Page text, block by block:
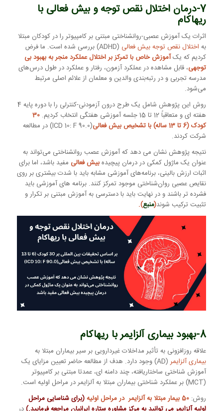
7-درمان اختلال نقص توجه و بیش فعالی با
ریهاکام
اثرات یک آموزش عصبی-روانشناختی مبتنی بر کامپیوتر را در کودکان مبتلا
به اختلال نقص توجه بیش فعالی
(ADHD) بررسی شده است. ما فرض
کردیم که یکآموزش خاص با تمرکز بر اختلال عملکرد منجر به بهبود بی
توجهی، قابل مشاهده در عملکرد آزمون، رفتار و عملکرد در طول درس‌های
مدرسه تجربی و در رتبه‌بندی والدین و معلمان از علائم اصلی مرتبط
می‌شود.
روش این پژوهش شامل یک طرح درون آزمودنی-کنترلی را با دوره پایه 4
هفته ای و متعاقباً 12 تا 15 جلسه آموزشی هفتگی انتخاب کردیم.
30
کودک (6 تا 13 ساله) با تشخیص بیش فعالی
(ICD 10: F 90.0) در مطالعه
شرکت کردند.
نتیجه پژوهش نشان می دهد که آموزش عصب روانشناختی می‌تواند به
عنوان یک ماژول کمکی در درمان پیچیدهبیش فعالی مفید باشد، اما برای
اثبات ارزش بالینی، برنامه‌های آموزشی مشابه باید با شدت بیشتری بر روی
نقایص عصبی روان‌شناختی موجود تمرکز کنند. برنامه های آموزشی باید
فشرده تر باشند و در نهایت باید با دسترسی به آموزش مبتنی بر تکرار و
تثبیت ترکیب شوند(منبع).
8-بهبود بیماری آلزایمربا ریهاکام
علاقه روزافزونی به تأثیر مداخلات غیردارویی بر سیر بیماران مبتلا به
بیماری آلزایمر
(AD) وجود دارد. هدف از مطالعه حاضر تعیین مزایای یک
آموزش شناختی ساختاریافته، چند دامنه ای، عمدتا مبتنی بر کامپیوتر
(MCT) بر عملکرد شناختی بیماران مبتلا به آلزایمر در مراحل اولیه است.
روش:
(برای شناسایی مراحل